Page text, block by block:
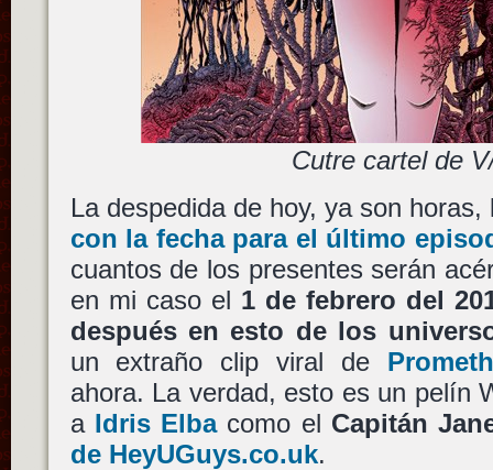
Cutre cartel de
La despedida de hoy, ya son
con la fecha para el último
cuantos de los presentes serán
en mi caso el 1 de febrero del
después en esto de los
un extraño clip viral de
ahora. La verdad, esto es un pelín
a Idris Elbacomo el Capitán
de HeyUGuys.co.uk.